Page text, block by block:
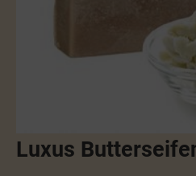
Luxus